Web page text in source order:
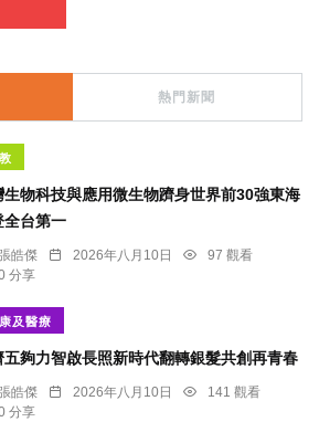
熱門新聞
生物科技與應用微生物躋身世界前30強東海
全台第一
皓傑 2026年八月10日
97 觀看
分享
及醫療
五夠力智啟長照新時代翻轉銀髮共創再青春
皓傑 2026年八月10日
141 觀看
分享